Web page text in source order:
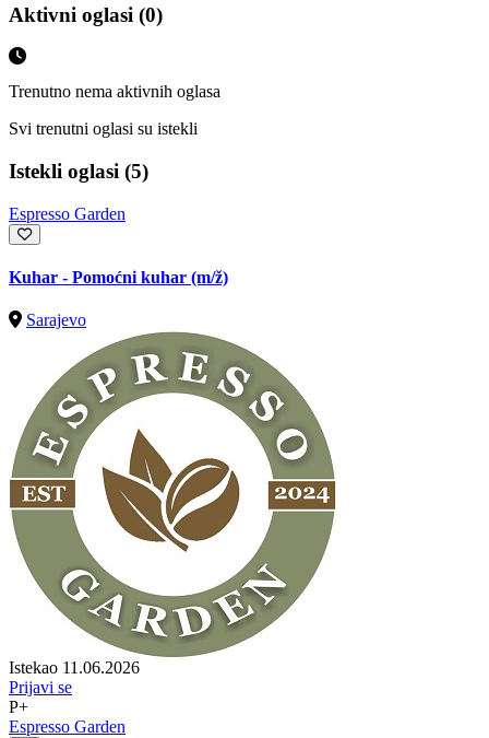
Aktivni oglasi (0)
Trenutno nema aktivnih oglasa
Svi trenutni oglasi su istekli
Istekli oglasi (5)
Espresso Garden
Kuhar - Pomoćni kuhar (m/ž)
Sarajevo
Istekao 11.06.2026
Prijavi se
P+
Espresso Garden